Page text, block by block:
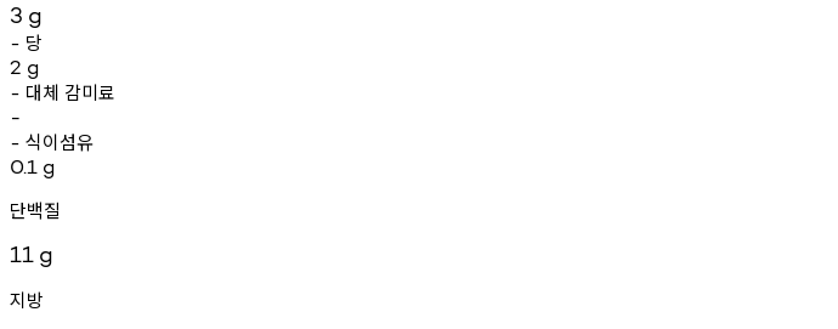
3 g
- 당
2 g
- 대체 감미료
-
- 식이섬유
0.1 g
단백질
11 g
지방